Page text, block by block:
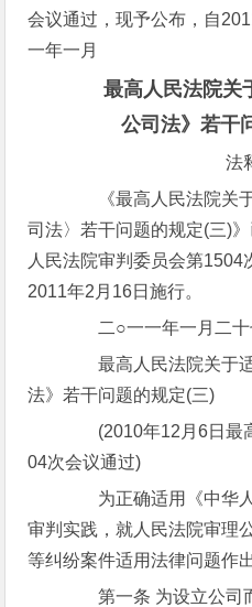
会议通过，现予公布，自
一年一月
最高人民法院关
公司法》若干
法释
《最高人民法院关于
司法〉若干问题的规定(三)
人民法院审判委员会第1504
2011年2月16日施行。
二○一一年一月二十
最高人民法院关于适
法》若干问题的规定(三)
(2010年12月6日最
04次会议通过)
为正确适用《中华人
审判实践，就人民法院审理
等纠纷案件适用法律问题作
第一条 为设立公司